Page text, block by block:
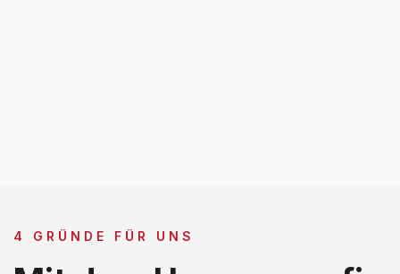
4 GRÜNDE FÜR UNS